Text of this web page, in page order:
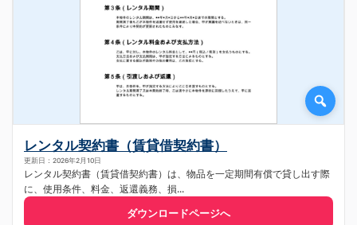
レンタル契約書（賃貸借契約書）
更新日：2026年2月10日
レンタル契約書（賃貸借契約書）は、物品を一定期間有償で貸し出す際
に、使用条件、料金、返還義務、損...
ダウンロードページへ